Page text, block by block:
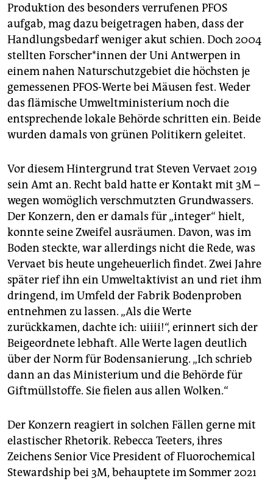
Produktion des besonders verrufenen PFOS
aufgab, mag dazu beigetragen haben, dass der
Handlungsbedarf weniger akut schien. Doch 2004
stellten For­sche­r*in­nen der Uni Antwerpen in
einem nahen Naturschutzgebiet die höchsten je
gemessenen PFOS-Werte bei Mäusen fest. Weder
das flämische Umweltministerium noch die
entsprechende lokale Behörde schritten ein. Beide
wurden damals von grünen Politikern geleitet.
Vor diesem Hintergrund trat Steven Vervaet 2019
sein Amt an. Recht bald hatte er Kontakt mit 3M –
wegen womöglich verschmutzten Grundwassers.
Der Konzern, den er damals für „integer“ hielt,
konnte seine Zweifel ausräumen. Davon, was im
Boden steckte, war allerdings nicht die Rede, was
Vervaet bis heute ungeheuerlich findet. Zwei Jahre
später rief ihn ein Umweltaktivist an und riet ihm
dringend, im Umfeld der Fabrik Bodenproben
entnehmen zu lassen. „Als die Werte
zurückkamen, dachte ich: uiiii!“, erinnert sich der
Beigeordnete lebhaft. Alle Werte lagen deutlich
über der Norm für Bodensanierung. „Ich schrieb
dann an das Ministerium und die Behörde für
Giftmüllstoffe. Sie fielen aus allen Wolken.“
Der Konzern reagiert in solchen Fällen gerne mit
elastischer Rhetorik. Rebecca Teeters, ihres
Zeichens Senior Vice President of Fluorochemical
Stewardship bei 3M, behauptete im Sommer 2021